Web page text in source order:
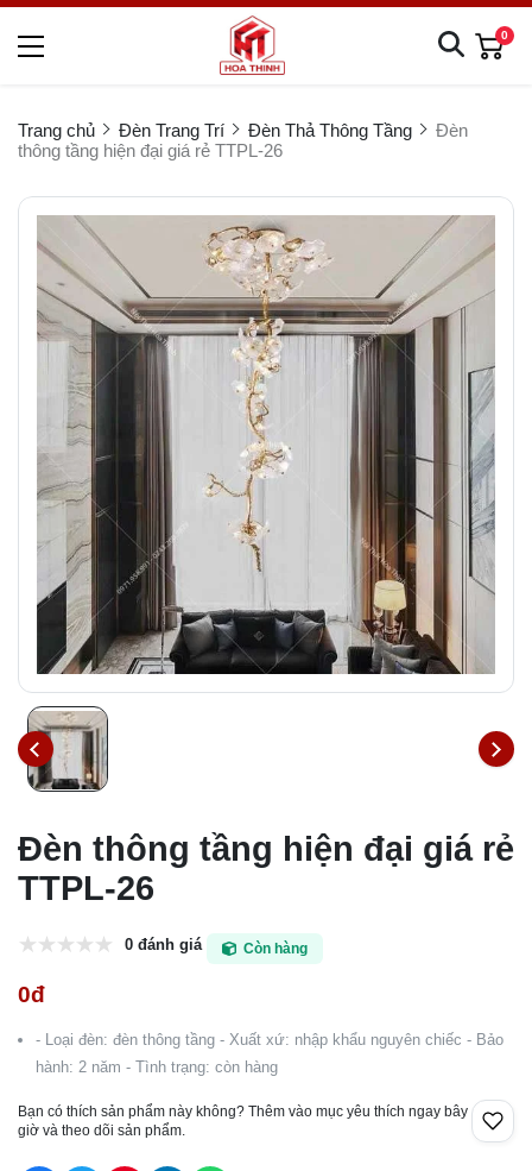
0
Trang chủ Đèn Trang Trí Đèn Thả Thông Tầng
Đèn
thông tầng hiện đại giá rẻ TTPL-26
Đèn thông tầng hiện đại giá rẻ
TTPL-26
0 đánh giá Còn hàng
0đ
- Loại đèn: đèn thông tầng - Xuất xứ: nhập khẩu nguyên chiếc - Bảo
hành: 2 năm - Tình trạng: còn hàng
Bạn có thích sản phẩm này không? Thêm vào mục yêu thích ngay bây
giờ và theo dõi sản phẩm.